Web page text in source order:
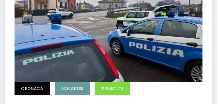
CRONACA NOVARESE PIEMONTE